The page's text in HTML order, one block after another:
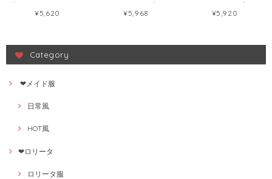
付き タイト ニット セ
ーターワンピース
¥5,620
ュートトップス
125797887
¥5,968
レース トップス
126088613
¥5,920
Category
❤メイド服
日常風
HOT風
❤ロリータ
ロリータ服